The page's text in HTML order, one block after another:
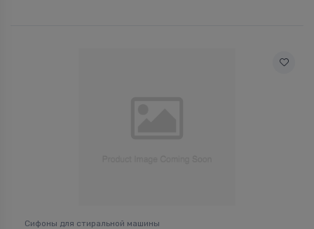
Сифоны для стиральной машины